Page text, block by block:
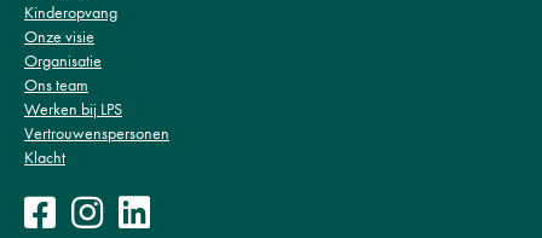
Kinderopvang
Onze visie
Organisatie
Ons team
Werken bij LPS
Vertrouwenspersonen
Klacht